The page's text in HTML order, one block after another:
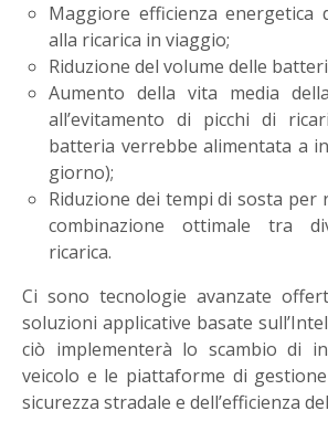
Maggiore efficienza energetica
alla ricarica in viaggio;
Riduzione del volume delle
Aumento della vita media
all’evitamento di picchi di
batteria verrebbe alimentata a
giorno);
Riduzione dei tempi di sosta per
combinazione ottimale tra
ricarica.
Ci sono tecnologie avanzate
soluzioni applicative basate
ciò implementerà lo scambio di
veicolo e le piattaforme di
sicurezza stradale e dell’efficienza